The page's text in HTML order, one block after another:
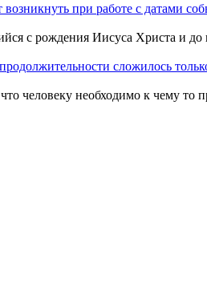
при работе с датами
с рождения Иисуса Христа и
сложилось
человеку необходимо к чему